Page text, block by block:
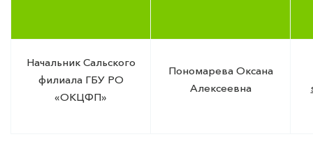
Начальник Сальского
филиала ГБУ РО
«ОКЦФП»
Пономарева Оксана
Алексеевна